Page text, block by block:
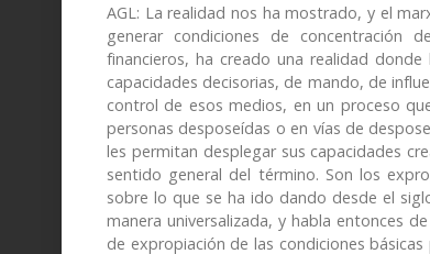
AGL: La realidad nos ha mostrado, y el
generar condiciones de concentración
financieros, ha creado una realidad
capacidades decisorias, de mando, de
control de esos medios, en un proceso
personas desposeídas o en vías de
les permitan desplegar sus capacidades
sentido general del término. Son los
sobre lo que se ha ido dando desde el
manera universalizada, y habla entonces
de expropiación de las condiciones